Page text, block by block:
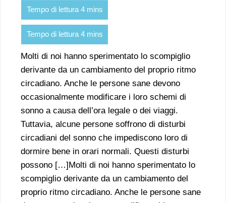
Molti di noi hanno sperimentato lo scompiglio
derivante da un cambiamento del proprio ritmo
circadiano. Anche le persone sane devono
occasionalmente modificare i loro schemi di
sonno a causa dell’ora legale o dei viaggi.
Tuttavia, alcune persone soffrono di disturbi
circadiani del sonno che impediscono loro di
dormire bene in orari normali. Questi disturbi
possono […]Molti di noi hanno sperimentato lo
scompiglio derivante da un cambiamento del
proprio ritmo circadiano. Anche le persone sane